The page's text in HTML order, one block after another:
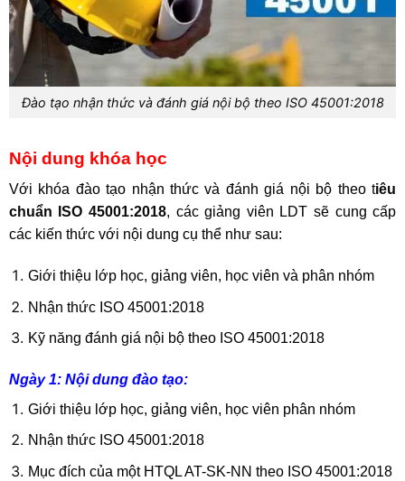
Đào tạo nhận thức và đánh giá nội bộ theo ISO 45001:2018
Nội dung khóa học
Với khóa đào tạo nhận thức và đánh giá nội bộ theotiêu
chuẩn ISO 45001:2018, các giảng viên LDT sẽ cung cấp
các kiến thức với nội dung cụ thể như sau:
Giới thiệu lớp học, giảng viên, học viên và phân nhóm
Nhận thức ISO 45001:2018
Kỹ năng đánh giá nội bộ theo ISO 45001:2018
Ngày 1: Nội dung đào tạo:
Giới thiệu lớp học, giảng viên, học viên phân nhóm
Nhận thức ISO 45001:2018
Mục đích của một HTQL AT-SK-NN theo ISO 45001:2018